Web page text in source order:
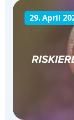
29. April